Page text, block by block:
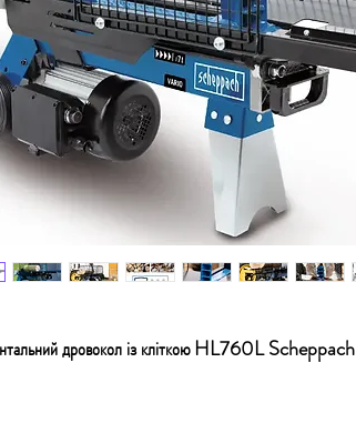
дровокол із кліткою HL760L Scheppach